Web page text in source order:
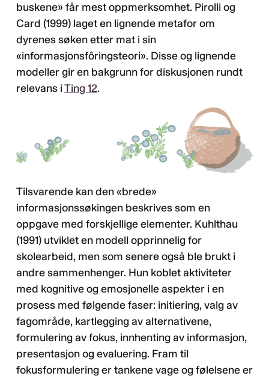
buskene» får mest oppmerksomhet. Pirolli og
Card (1999) laget en lignende metafor om
dyrenes søken etter mat i sin
«informasjonsfôringsteori». Disse og lignende
modeller gir en bakgrunn for diskusjonen rundt
relevans iTing 12.
Tilsvarende kan den «brede»
informasjonssøkingen beskrives som en
oppgave med forskjellige elementer. Kuhlthau
(1991) utviklet en modell opprinnelig for
skolearbeid, men som senere også ble brukt i
andre sammenhenger. Hun koblet aktiviteter
med kognitive og emosjonelle aspekter i en
prosess med følgende faser: initiering, valg av
fagområde, kartlegging av alternativene,
formulering av fokus, innhenting av informasjon,
presentasjon og evaluering. Fram til
fokusformulering er tankene vage og følelsene er